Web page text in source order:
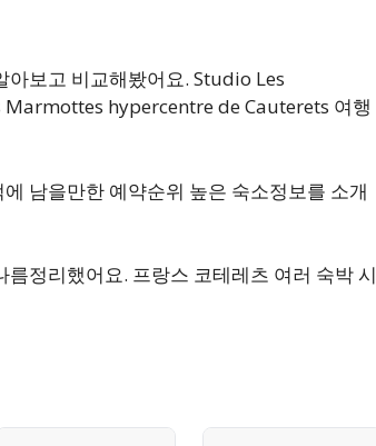
아보고 비교해봤어요. Studio Les
hypercentre de Cauterets 여행
남을만한 예약순위 높은 숙소정보를 소개
정리했어요. 프랑스 코테레츠 여러 숙박 시